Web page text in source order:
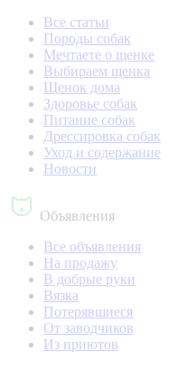
Все статьи
Породы собак
Мечтаете о щенке
Выбираем щенка
Щенок дома
Здоровье собак
Питание собак
Дрессировка собак
Уход и содержание
Новости
Объявления
Все объявления
На продажу
В добрые руки
Вязка
Потерявшиеся
От заводчиков
Из приютов